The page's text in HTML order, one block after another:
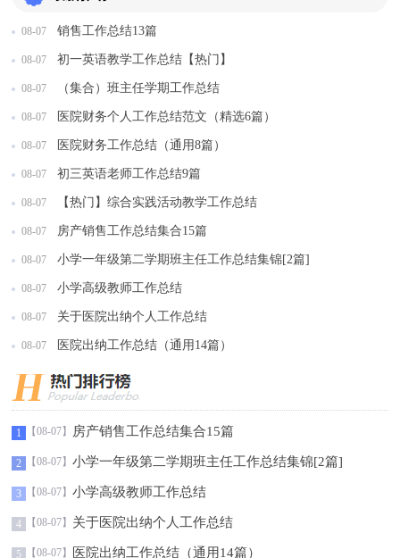
08-07 销售工作总结13篇
08-07 初一英语教学工作总结【热门】
08-07 （集合）班主任学期工作总结
08-07 医院财务个人工作总结范文（精选6篇）
08-07 医院财务工作总结（通用8篇）
08-07 初三英语老师工作总结9篇
08-07 【热门】综合实践活动教学工作总结
08-07 房产销售工作总结集合15篇
08-07 小学一年级第二学期班主任工作总结集锦[2篇]
08-07 小学高级教师工作总结
08-07 关于医院出纳个人工作总结
08-07 医院出纳工作总结（通用14篇）
1 【08-07】 房产销售工作总结集合15篇
2 【08-07】小学一年级第二学期班主任工作总结集锦[2篇]
3 【08-07】小学高级教师工作总结
4 【08-07】 关于医院出纳个人工作总结
5 【08-07】 医院出纳工作总结（通用14篇）